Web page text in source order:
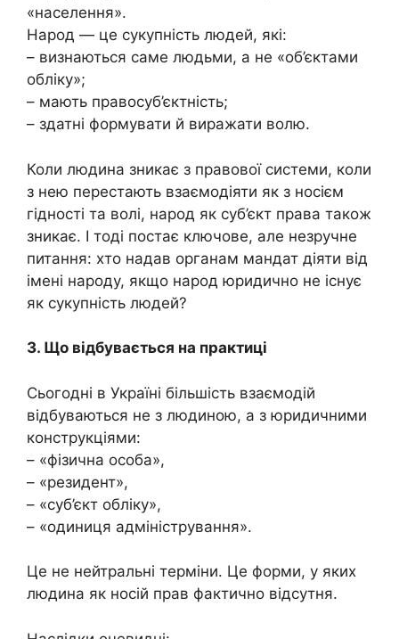
«населення».
Народ — це сукупність людей, які:
– визнаються саме людьми, а не «об’єктами
обліку»;
– мають правосуб’єктність;
– здатні формувати й виражати волю.
Коли людина зникає з правової системи, коли
з нею перестають взаємодіяти як з носієм
гідності та волі, народ як суб’єкт права також
зникає. І тоді постає ключове, але незручне
питання: хто надав органам мандат діяти від
імені народу, якщо народ юридично не існує
як сукупність людей?
3. Що відбувається на практиці
Сьогодні в Україні більшість взаємодій
відбуваються не з людиною, а з юридичними
конструкціями:
– «фізична особа»,
– «резидент»,
– «суб’єкт обліку»,
– «одиниця адміністрування».
Це не нейтральні терміни. Це форми, у яких
людина як носій прав фактично відсутня.